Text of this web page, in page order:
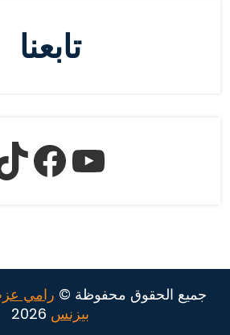
تابعنا
جميع الحقوق محفوظة © رامي
بيزنس